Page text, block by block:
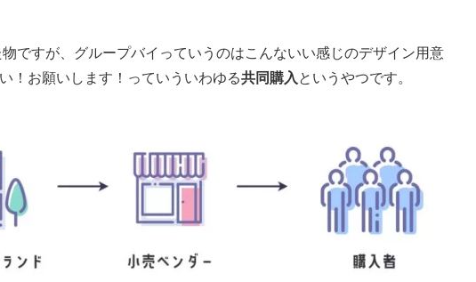
ですが、グループバイっていうのはこんないい感じのデザイン用意
！お願いします！っていういわゆる共同購入 というやつです。